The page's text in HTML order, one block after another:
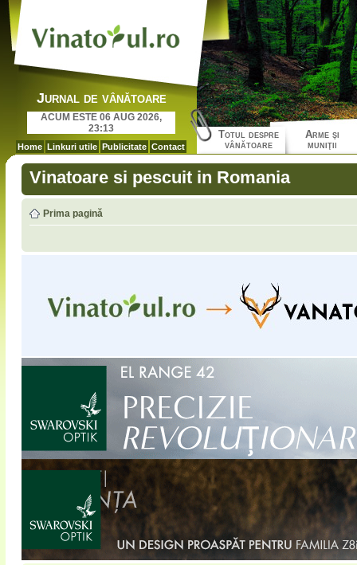
Jurnal de vânătoare
ACUM ESTE 06 AUG 2026,
23:13
Home Linkuri utile Publicitate Contact
Totul despre
vânătoare
Arme şi
muniţii
Vinatoare si pescuit in Romania
Prima pagină